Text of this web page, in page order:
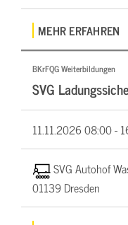
MEHR ERFAHREN
BKrFQG Weiterbildungen
SVG
11.11.202608:00 -
SVG Autohof
01139 Dresden